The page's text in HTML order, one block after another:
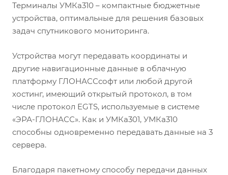
Терминалы УМКа310 – компактные бюджетные
устройства, оптимальные для решения базовых
задач спутникового мониторинга.
Устройства могут передавать координаты и
другие навигационные данные в облачную
платформу ГЛОНАССсофт или любой другой
хостинг, имеющий открытый протокол, в том
числе протокол EGTS, используемые в системе
«ЭРА-ГЛОНАСС». Как и УМКа301, УМКа310
способны одновременно передавать данные на 3
сервера.
Благодаря пакетному способу передачи данных